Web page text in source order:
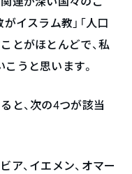
イスラム教」「人口
とがほとんどで、私
うと思います。
と、次の4つが該当
、イエメン、オマー